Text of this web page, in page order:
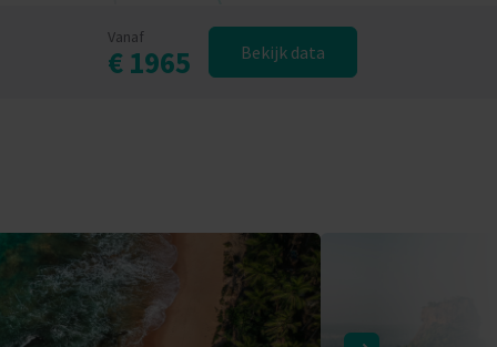
Vanaf
€ 1965 Bekijk data